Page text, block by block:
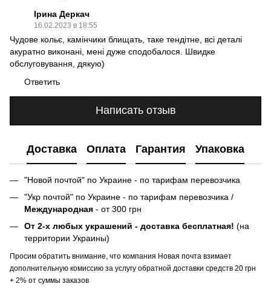
Ірина Деркач
16.02.2023 в 18:55
Чудове кольє, камінчики блищать, таке тендітне, всі деталі
акуратно виконані, мені дуже сподобалося. Швидке
обслуговування, дякую)
Ответить
Написать отзыв
Доставка Оплата Гарантия Упаковка
"Новой почтой" по Украине - по тарифам перевозчика
"Укр почтой" по Украине - по тарифам перевозчика /
Международная - от 300 грн
От 2-х любых украшений - доставка бесплатная! (на
территории Украины)
Просим обратить внимание, что компания Новая почта взимает
дополнительную комиссию за услугу обратной доставки средств 20 грн
+ 2% от суммы заказов